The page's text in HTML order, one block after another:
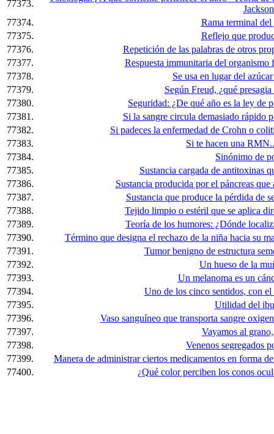
77373.
77374.
Rama terminal del
77375.
Reflejo que
77376.
Repetición de las palabras de otros
77377.
Respuesta immunitaria del organismo
77378.
Se usa en lugar del
77379.
Según Freud, ¿qué
77380.
Seguridad: ¿De qué año es la ley de
77381.
Si la sangre circula demasiado rápido
77382.
Si padeces la enfermedad de Crohn o
77383.
Si te hacen una
77384.
Sinónimo de
77385.
Sustancia cargada de antitoxinas
77386.
Sustancia producida por el páncreas
77387.
Sustancia que produce la pérdida de
77388.
Tejido limpio o estéril que se aplica
77389.
Teoría de los humores: ¿Dónde
77390.
Término que designa el rechazo de la niña hacia su
77391.
Tumor benigno de estructura
77392.
Un hueso de la
77393.
Un melanoma es un
77394.
Uno de los cinco sentidos, con
77395.
Utilidad del
77396.
Vaso sanguíneo que transporta sangre
77397.
Vayamos al
77398.
Venenos segregados
77399.
Manera de administrar ciertos medicamentos en forma
77400.
¿Qué color perciben los conos